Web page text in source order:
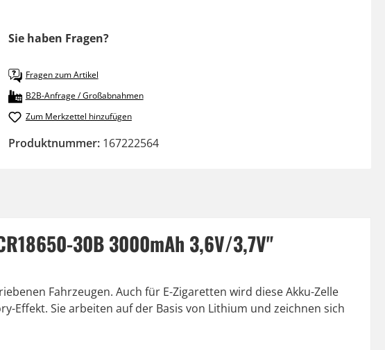
Sie haben Fragen?
Fragen zum Artikel
B2B-Anfrage / Großabnahmen
Zum Merkzettel hinzufügen
Produktnummer: 167222564
30B 3000mAh 3,6V/3,7V"
Fahrzeugen. Auch für E-Zigaretten wird diese Akku-Zelle
Sie arbeiten auf der Basis von Lithium und zeichnen sich